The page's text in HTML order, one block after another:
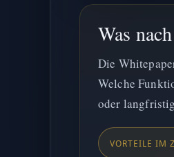
Was
Die
Welche
oder
VORTEILE IM